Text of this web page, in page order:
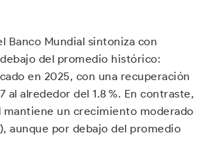
Banco Mundial sintoniza con
del promedio histórico:
en 2025, con una recuperación
al alrededor del 1.8 %. En contraste,
mantiene un crecimiento moderado
aunque por debajo del promedio